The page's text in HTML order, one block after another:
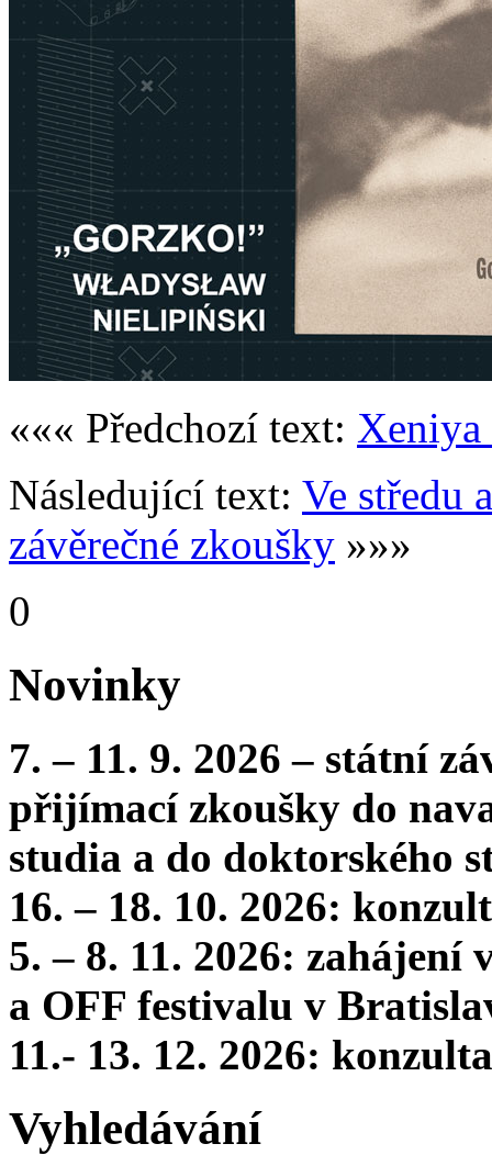
««« Předchozí text: Xeniya
Následující text: Ve středu
závěrečné zkoušky »»»
0
Novinky
7. – 11. 9. 2026 – státní
přijímací zkoušky do
studia a do doktorského
16. – 18. 10. 2026:
5. – 8. 11. 2026:
a OFF festivalu v
11.- 13. 12. 2026:
Vyhledávání